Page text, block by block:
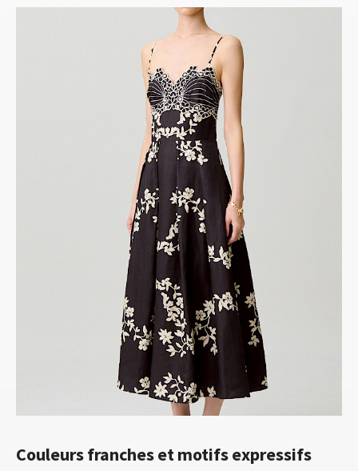
Couleurs franches et motifs expressifs